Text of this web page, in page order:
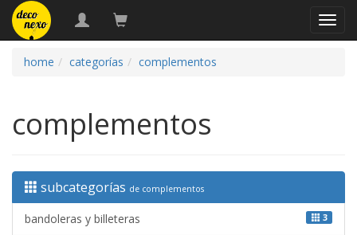
home categorías complementos
complementos
subcategorías de complementos
3
bandoleras y billeteras